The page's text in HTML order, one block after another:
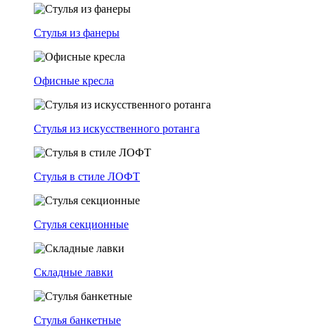
Стулья из фанеры
Офисные кресла
Стулья из искусственного ротанга
Стулья в стиле ЛОФТ
Стулья секционные
Складные лавки
Стулья банкетные